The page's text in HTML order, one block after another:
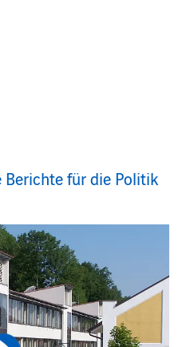
Berichte für die Politik